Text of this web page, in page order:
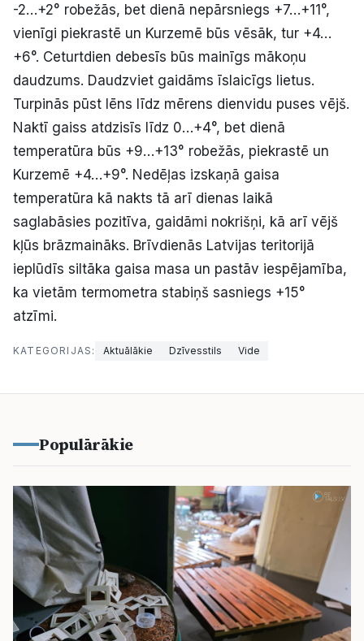
-2…+2° robežās, bet dienā nepārsniegs +7…+11°,
vienīgi piekrastē un Kurzemē būs vēsāk, tur +4…
+6°. Ceturtdien debesīs būs mainīgs mākoņu
daudzums. Daudzviet gaidāms īslaicīgs lietus.
Turpinās pūst lēns līdz mērens dienvidu puses vējš.
Naktī gaiss atdzisīs līdz 0…+4°, bet dienā
temperatūra būs +9…+13° robežās, piekrastē un
Kurzemē +4…+9°. Nedēļas izskaņā gaisa
temperatūra kā nakts tā arī dienas laikā
saglabāsies pozitīva, gaidāmi nokrišņi, kā arī vējš
kļūs brāzmaināks. Brīvdienās Latvijas teritorijā
ieplūdīs siltāka gaisa masa un pastāv iespējamība,
ka vietām termometra stabiņš sasniegs +15°
atzīmi.
KATEGORIJAS: Aktuālākie Dzīvesstils Vide
Populārākie